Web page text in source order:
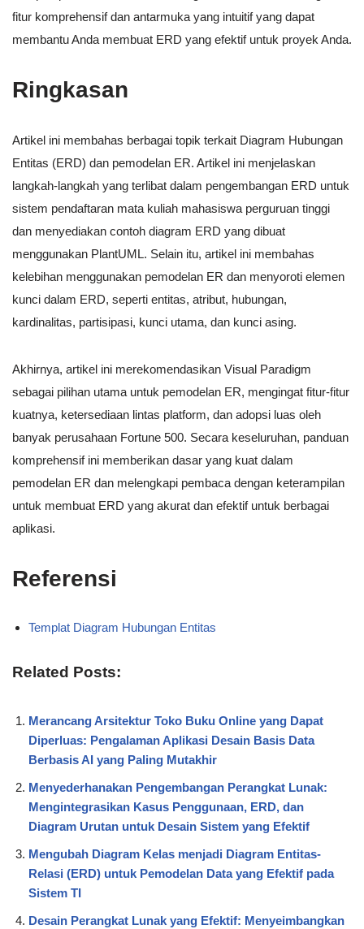
fitur komprehensif dan antarmuka yang intuitif yang dapat
membantu Anda membuat ERD yang efektif untuk proyek Anda.
Ringkasan
Artikel ini membahas berbagai topik terkait Diagram Hubungan
Entitas (ERD) dan pemodelan ER. Artikel ini menjelaskan
langkah-langkah yang terlibat dalam pengembangan ERD untuk
sistem pendaftaran mata kuliah mahasiswa perguruan tinggi
dan menyediakan contoh diagram ERD yang dibuat
menggunakan PlantUML. Selain itu, artikel ini membahas
kelebihan menggunakan pemodelan ER dan menyoroti elemen
kunci dalam ERD, seperti entitas, atribut, hubungan,
kardinalitas, partisipasi, kunci utama, dan kunci asing.
Akhirnya, artikel ini merekomendasikan Visual Paradigm
sebagai pilihan utama untuk pemodelan ER, mengingat fitur-fitur
kuatnya, ketersediaan lintas platform, dan adopsi luas oleh
banyak perusahaan Fortune 500. Secara keseluruhan, panduan
komprehensif ini memberikan dasar yang kuat dalam
pemodelan ER dan melengkapi pembaca dengan keterampilan
untuk membuat ERD yang akurat dan efektif untuk berbagai
aplikasi.
Referensi
Templat Diagram Hubungan Entitas
Related Posts:
Merancang Arsitektur Toko Buku Online yang Dapat
Diperluas: Pengalaman Aplikasi Desain Basis Data
Berbasis AI yang Paling Mutakhir
Menyederhanakan Pengembangan Perangkat Lunak:
Mengintegrasikan Kasus Penggunaan, ERD, dan
Diagram Urutan untuk Desain Sistem yang Efektif
Mengubah Diagram Kelas menjadi Diagram Entitas-
Relasi (ERD) untuk Pemodelan Data yang Efektif pada
Sistem TI
Desain Perangkat Lunak yang Efektif: Menyeimbangkan